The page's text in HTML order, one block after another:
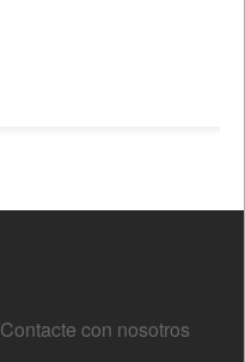
Contacte con nosotros